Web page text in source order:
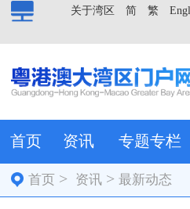
繁
简
关于湾区
首页 资讯 专题专栏
首页 > 资讯 >最新动态